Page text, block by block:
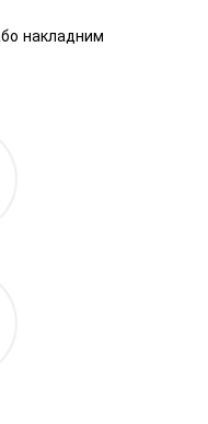
накладним